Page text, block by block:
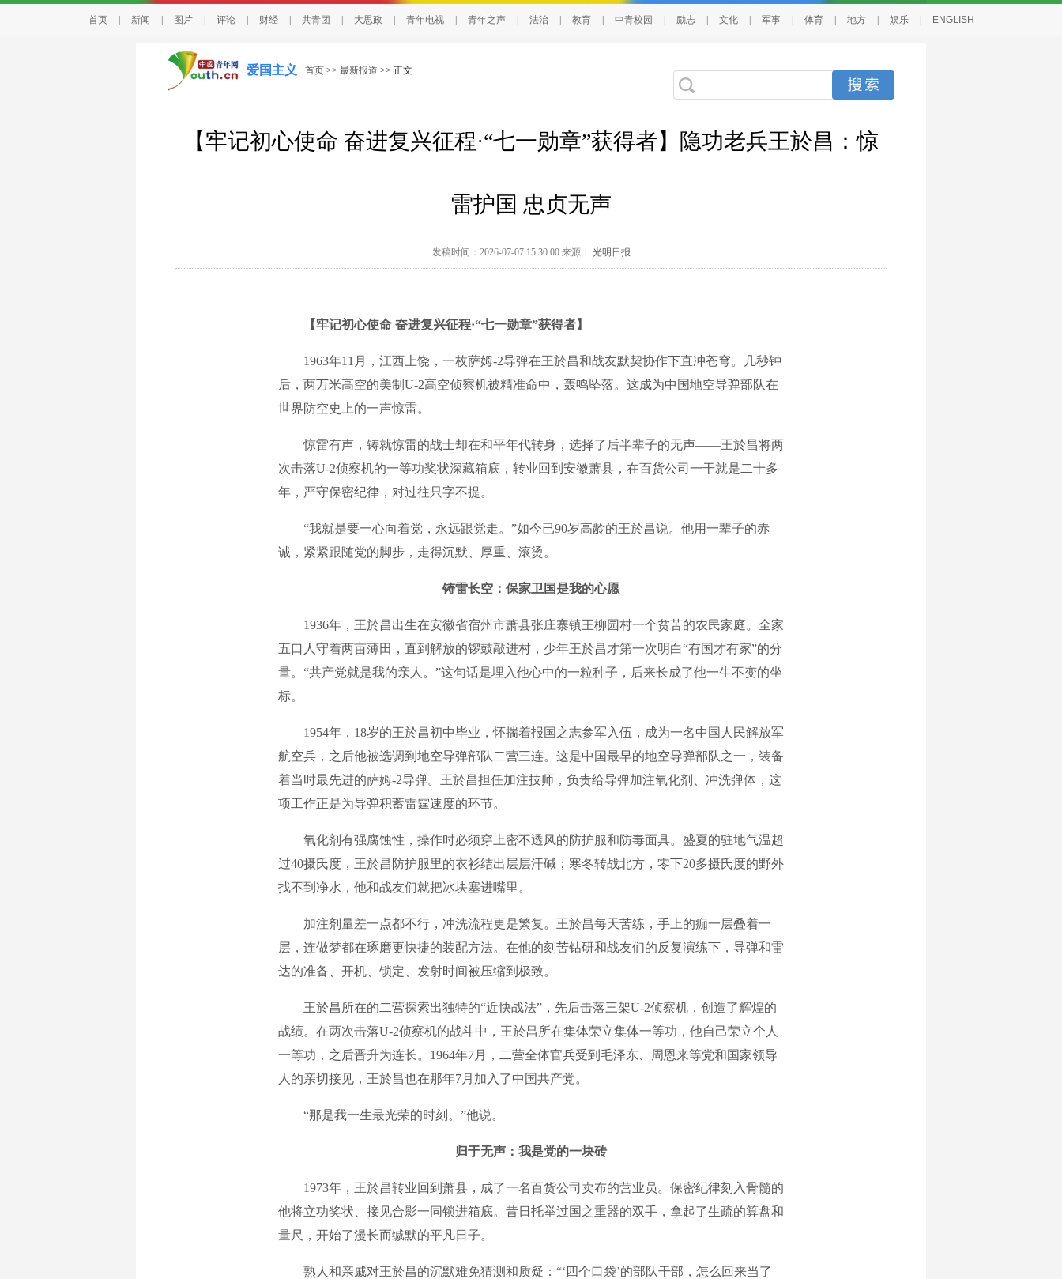
首页 新闻 图片 评论 财经 共青团 大思政 青年电视 青年之声 法治 教育 中青校园 励志 文化 军事 体育 地方 娱乐 ENGLISH
爱国主义 首页 >> 最新报道 >> 正文
【牢记初心使命 奋进复兴征程·“七一勋章”获得者】隐功老兵王於昌：惊
雷护国 忠贞无声
发稿时间：2026-07-07 15:30:00 来源： 光明日报
【牢记初心使命 奋进复兴征程·“七一勋章”获得者】
1963年11月，江西上饶，一枚萨姆-2导弹在王於昌和战友默契协作下直冲苍穹。几秒钟
后，两万米高空的美制U-2高空侦察机被精准命中，轰鸣坠落。这成为中国地空导弹部队在
世界防空史上的一声惊雷。
惊雷有声，铸就惊雷的战士却在和平年代转身，选择了后半辈子的无声——王於昌将两
次击落U-2侦察机的一等功奖状深藏箱底，转业回到安徽萧县，在百货公司一干就是二十多
年，严守保密纪律，对过往只字不提。
“我就是要一心向着党，永远跟党走。”如今已90岁高龄的王於昌说。他用一辈子的赤
诚，紧紧跟随党的脚步，走得沉默、厚重、滚烫。
铸雷长空：保家卫国是我的心愿
1936年，王於昌出生在安徽省宿州市萧县张庄寨镇王柳园村一个贫苦的农民家庭。全家
五口人守着两亩薄田，直到解放的锣鼓敲进村，少年王於昌才第一次明白“有国才有家”的分
量。“共产党就是我的亲人。”这句话是埋入他心中的一粒种子，后来长成了他一生不变的坐
标。
1954年，18岁的王於昌初中毕业，怀揣着报国之志参军入伍，成为一名中国人民解放军
航空兵，之后他被选调到地空导弹部队二营三连。这是中国最早的地空导弹部队之一，装备
着当时最先进的萨姆-2导弹。王於昌担任加注技师，负责给导弹加注氧化剂、冲洗弹体，这
项工作正是为导弹积蓄雷霆速度的环节。
氧化剂有强腐蚀性，操作时必须穿上密不透风的防护服和防毒面具。盛夏的驻地气温超
过40摄氏度，王於昌防护服里的衣衫结出层层汗碱；寒冬转战北方，零下20多摄氏度的野外
找不到净水，他和战友们就把冰块塞进嘴里。
加注剂量差一点都不行，冲洗流程更是繁复。王於昌每天苦练，手上的痂一层叠着一
层，连做梦都在琢磨更快捷的装配方法。在他的刻苦钻研和战友们的反复演练下，导弹和雷
达的准备、开机、锁定、发射时间被压缩到极致。
王於昌所在的二营探索出独特的“近快战法”，先后击落三架U-2侦察机，创造了辉煌的
战绩。在两次击落U-2侦察机的战斗中，王於昌所在集体荣立集体一等功，他自己荣立个人
一等功，之后晋升为连长。1964年7月，二营全体官兵受到毛泽东、周恩来等党和国家领导
人的亲切接见，王於昌也在那年7月加入了中国共产党。
“那是我一生最光荣的时刻。”他说。
归于无声：我是党的一块砖
1973年，王於昌转业回到萧县，成了一名百货公司卖布的营业员。保密纪律刻入骨髓的
他将立功奖状、接见合影一同锁进箱底。昔日托举过国之重器的双手，拿起了生疏的算盘和
量尺，开始了漫长而缄默的平凡日子。
熟人和亲戚对王於昌的沉默难免猜测和质疑：“‘四个口袋’的部队干部，怎么回来当了